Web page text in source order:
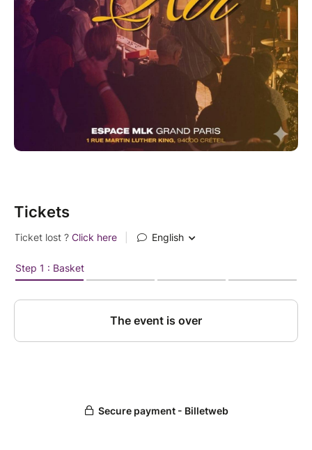
Temps d'adoration dans la présence de Dieu
Intercession collective
Expression prophétique
Communion fraternelle
Un espace pour accueillir le Roi ensemble
Informations pratiques
Date : Vendredi 27 juin
Horaire : 20h30
Nous avons hâte de vivre ce temps avec vous et de
vous et venez accueillir le Roi avec nous !
#FreeWorship #AccueillonsLeRoi #Louange
Tickets